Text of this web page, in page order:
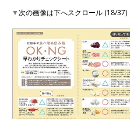
▼次の画像は下へスクロール (18/37)